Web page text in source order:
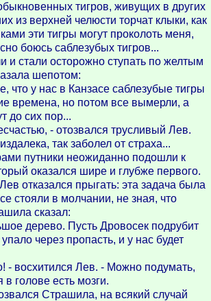
тигров, живущих в других
из верхней челюсти торчат клыки, как
эти тигры могут проколоть меня,
боюсь саблезубых тигров...
и стали осторожно ступать по желтым
шепотом:
что у нас в Канзасе саблезубые тигры
времена, но потом все вымерли, а
до сих пор...
- отозвался трусливый Лев.
так заболел от страха...
путники неожиданно подошли к
оказался шире и глубже первого.
отказался прыгать: эта задача была
стояли в молчании, не зная, что
сказал:
дерево. Пусть Дровосек подрубит
через пропасть, и у нас будет
- восхитился Лев. - Можно подумать,
в голове есть мозги.
Страшила, на всякий случай